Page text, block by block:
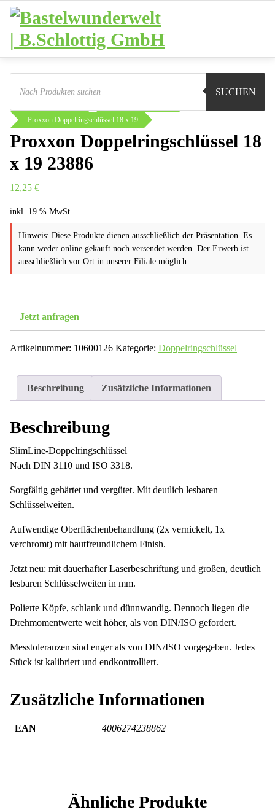
Zum
Inhalt
springen
Products
search
SUCHEN
Sie sind hier:
Proxxon Doppelringschlüssel 18 x 19
Proxxon Doppelringschlüssel 18
x 19 23886
12,25 €
inkl. 19 % MwSt.
Hinweis: Diese Produkte dienen ausschließlich der Präsentation. Es
kann weder online gekauft noch versendet werden. Der Erwerb ist
ausschließlich vor Ort in unserer Filiale möglich.
Jetzt anfragen
Artikelnummer: 10600126 Kategorie: Doppelringschlüssel
Beschreibung Zusätzliche Informationen
Beschreibung
SlimLine-Doppelringschlüssel
Nach DIN 3110 und ISO 3318.
Sorgfältig gehärtet und vergütet. Mit deutlich lesbaren
Schlüsselweiten.
Aufwendige Oberflächenbehandlung (2x vernickelt, 1x
verchromt) mit hautfreundlichem Finish.
Jetzt neu: mit dauerhafter Laserbeschriftung und großen, deutlich
lesbaren Schlüsselweiten in mm.
Polierte Köpfe, schlank und dünnwandig. Dennoch liegen die
Drehmomentwerte weit höher, als von DIN/ISO gefordert.
Messtoleranzen sind enger als von DIN/ISO vorgegeben. Jedes
Stück ist kalibriert und endkontrolliert.
Zusätzliche Informationen
EAN 4006274238862
Ähnliche Produkte